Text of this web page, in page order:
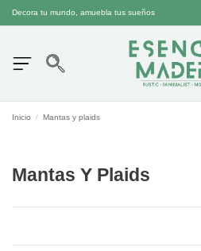
Decora tu mundo, amuebla tus sueños
Inicio Mantas y plaids
Mantas Y Plaids